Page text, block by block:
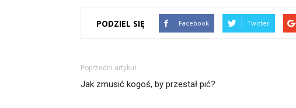
PODZIEL SIĘ Facebook Twitter
Poprzedni artykuł
Jak zmusić kogoś, by przestał pić?